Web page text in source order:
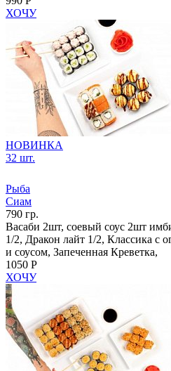
ХОЧУ
НОВИНКА
32 шт.
Рыба
Сиам
790 гр.
Васаби 2шт, соевый соус 2шт
1/2, Дракон лайт 1/2, Классика с
и соусом, Запеченная Креветка,
1050 Р
ХОЧУ